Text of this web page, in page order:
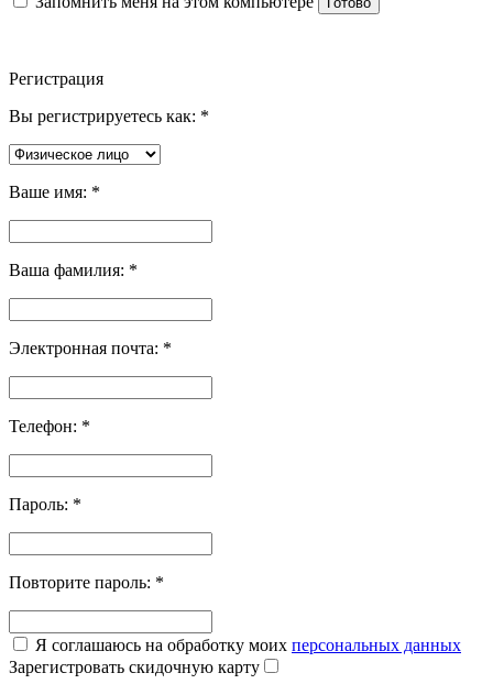
Регистрация
Вы регистрируетесь как: *
Ваше имя: *
Ваша фамилия: *
Электронная почта: *
Телефон: *
Пароль: *
Повторите пароль: *
Я соглашаюсь на обработку моих персональных данных
Зарегистровать скидочную карту